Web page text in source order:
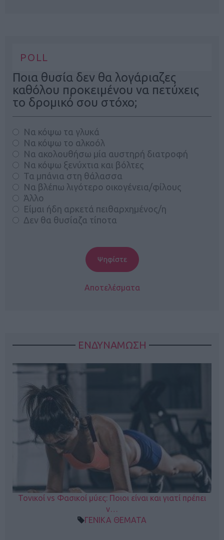
POLL
Ποια θυσία δεν θα λογάριαζες
καθόλου προκειμένου να πετύχεις
το δρομικό σου στόχο;
Να κόψω τα γλυκά
Να κόψω το αλκοόλ
Να ακολουθήσω μία αυστηρή διατροφή
Να κόψω ξενύχτια και βόλτες
Τα μπάνια στη θάλασσα
Να βλέπω λιγότερο οικογένεια/φίλους
Άλλο
Είμαι ήδη αρκετά πειθαρχημένος/η
Δεν θα θυσίαζα τίποτα
Αποτελέσματα
ΕΝΔΥΝΑΜΩΣΗ
Τονικοί vs Φασικοί μύες: Ποιοι είναι και γιατί πρέπει
ν…
ΓΕΝΙΚΑ ΘΕΜΑΤΑ